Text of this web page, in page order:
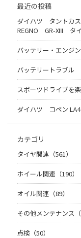
最近の投稿
ダイハツ タントカ
REGNO GR-XIII タ
バッテリー・エンジ
バッテリートラブル
スポーツドライブを
ダイハツ コペン
カテゴリ
タイヤ関連（561）
ホイール関連（190）
オイル関連（89）
その他メンテナンス（
点検（50）